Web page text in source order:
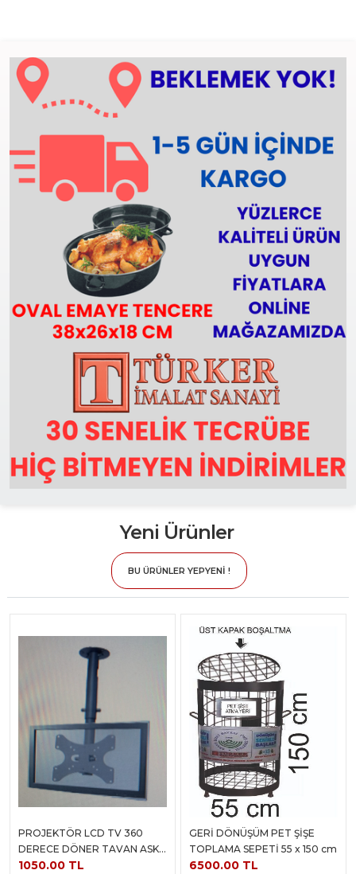
Yeni Ürünler
BU ÜRÜNLER YEPYENİ !
PROJEKTÖR LCD TV 360
DERECE DÖNER TAVAN ASKI
APARATI
1050.00 TL
GERİ DÖNÜŞÜM PET ŞİŞE
TOPLAMA SEPETİ 55 x 150 cm
6500.00 TL